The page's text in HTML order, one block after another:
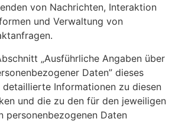
von Nachrichten, Interaktion
und Verwaltung von
„Ausführliche Angaben über
Daten” dieses
Informationen zu diesen
und die zu den für den jeweiligen
personenbezogenen Daten